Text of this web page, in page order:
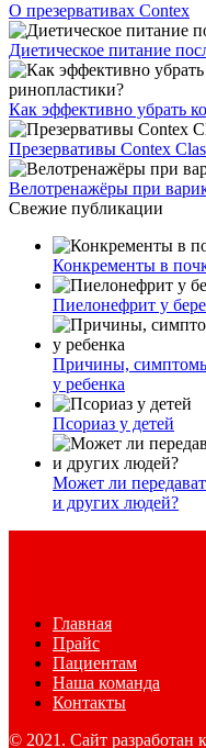
О презервативах Contex
Диетическое питание
Как эффективно убрать
Презервативы Contex
Велотренажёры при
Свежие публикации
Конкременты в
Пиелонефрит у
Причины,
у ребенка
Псориаз у детей
Может ли
и других людей?
Главная
Прайс
Пациентам
Наша команда
Контакты
© 2021. Сайт разработан